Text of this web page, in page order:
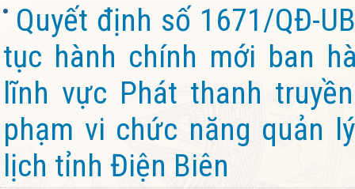
Quyết định số 1671/QĐ-
tục hành chính mới ban
lĩnh vực Phát thanh
phạm vi chức năng quản
lịch tỉnh Điện Biên